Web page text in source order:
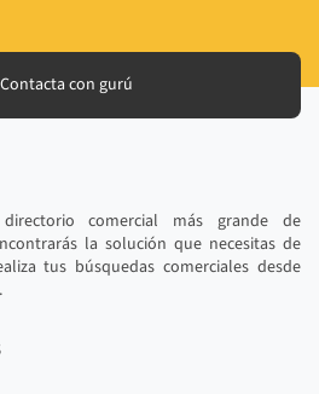
Contacta con gurú
comercial más grande de
la solución que necesitas de
tus búsquedas comerciales desde